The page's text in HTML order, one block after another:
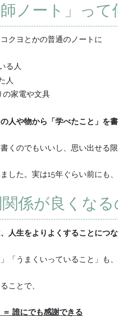
ノート」って
クヨとかの普通のノートに
る人
人
の家電や文具
人や物から「学べたこと」を
くのでもいいし、思い出せる
した。実は15年ぐらい前にも
係が良くなる
人生をよりよくすることにつな
「うまくいっていること」
ことで、
誰にでも感謝できる